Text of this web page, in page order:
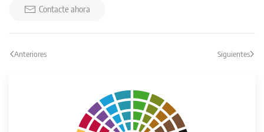
Contacte ahora
Anteriores Siguientes